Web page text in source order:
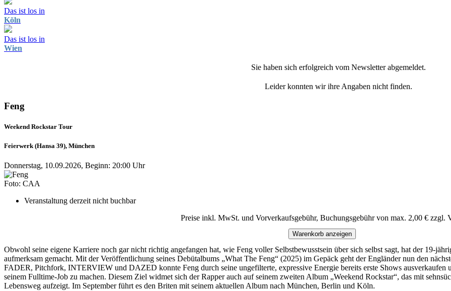
Das ist los in
Köln
Das ist los in
Wien
Sie haben sich erfolgreich vom Newsletter abgemeldet.
Leider konnten wir ihre Angaben nicht finden.
Feng
Weekend Rockstar Tour
Feierwerk (Hansa 39), München
Donnerstag, 10.09.2026, Beginn: 20:00 Uhr
Foto: CAA
Veranstaltung derzeit nicht buchbar
Preise inkl. MwSt. und Vorverkaufsgebühr, Buchungsgebühr von max. 2,00 € zzgl.
Warenkorb anzeigen
Obwohl seine eigene Karriere noch gar nicht richtig angefangen hat, wie Feng voller Selbstbewusstsein über sich selbst sagt, hat der 19-
aufmerksam gemacht. Mit der Veröffentlichung seines Debütalbums „What The Feng“ (2025) im Gepäck geht der Engländer nun den
FADER, Pitchfork, INTERVIEW und DAZED konnte Feng durch seine ungefilterte, expressive Energie bereits erste Shows ausverkaufen
seinem Fulltime-Job zu machen. Diesem Ziel widmet sich der Rapper auch auf seinem zweiten Album „Weekend Rockstar“, das mit
Lebensweg aufzeigt. Im September führt es den Briten mit seinem aktuellen Album nach München, Berlin und Köln.